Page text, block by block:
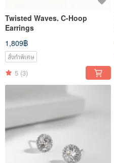
Twisted Waves. C-Hoop
Earrings
1,809฿
สั่งทำพิเศษ
5 (3)